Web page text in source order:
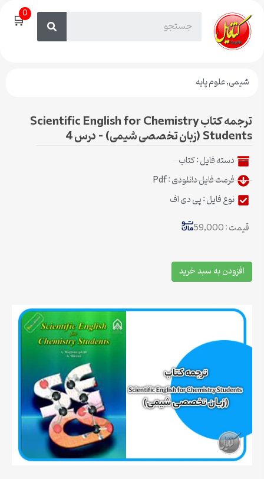
🛒0
شیمی,علوم پایه
ترجمه کتاب Scientific English for Chemistry
Students (زبان تخصصی شیمی) – درس 4
دسته فایل :کتاب
فرمت فایل دانلودی : Pdf
نوع فایل : پی دی اف
قیمت : 59,000
افزودن به سبد خرید